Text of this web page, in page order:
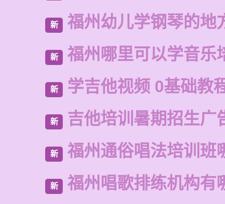
新 福州幼儿学钢琴的地
新 福州哪里可以学音乐
新 学吉他视频 0基础教
新 吉他培训暑期招生广
新 福州通俗唱法培训班
新 福州唱歌排练机构有